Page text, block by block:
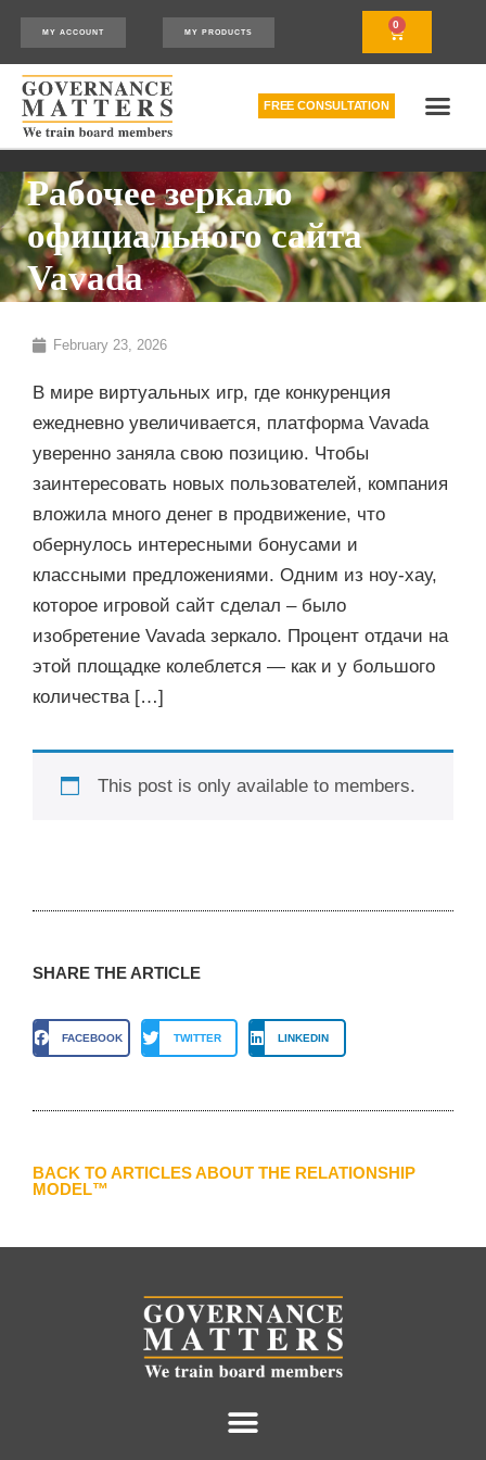
MY ACCOUNT MY PRODUCTS
0
FREE CONSULTATION
Рабочее зеркало
официального сайта
Vavada
February 23, 2026
В мире виртуальных игр, где конкуренция
ежедневно увеличивается, платформа Vavada
уверенно заняла свою позицию. Чтобы
заинтересовать новых пользователей, компания
вложила много денег в продвижение, что
обернулось интересными бонусами и
классными предложениями. Одним из ноу-хау,
которое игровой сайт сделал – было
изобретение Vavada зеркало. Процент отдачи на
этой площадке колеблется — как и у большого
количества […]
This post is only available to members.
SHARE THE ARTICLE
FACEBOOK TWITTER LINKEDIN
BACK TO ARTICLES ABOUT THE RELATIONSHIP
MODEL™